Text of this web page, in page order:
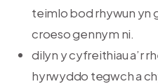
teimlo bod rhywun yn
croeso gennym ni.
dilyn y cyfreithiau a’r
hyrwyddo tegwch a